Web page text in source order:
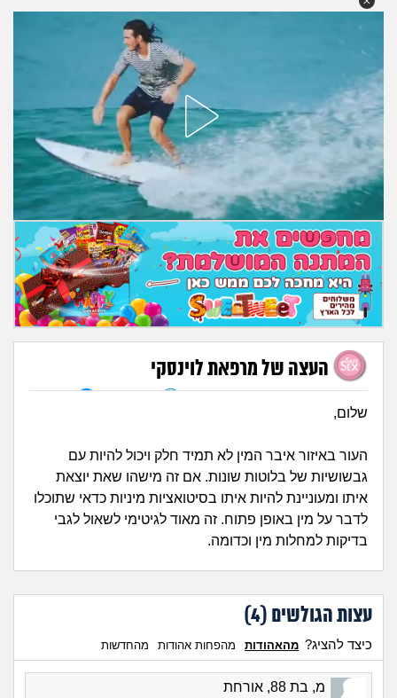
מה שעובר עליי
שומרים על הגוף
פיננסי וכלכלה
בין הסדינים
חיות מחמד
יוקר המחיה
גאווה
העצה של מרפאת לוינסקי
שלום,
העור באיזור איבר המין לא תמיד חלק ויכול להיות עם
גבשושיות של בלוטות שונות. אם זה מישהו שאת יוצאת
איתו ומעוניינת להיות איתו בסיטואציות מיניות כדאי שתוכלו
לדבר על מין באופן פתוח. זה מאוד לגיטימי לשאול לגבי
בדיקות למחלות מין וכדומה.
עצות הגולשים (4
)
כיצד להציג? מהאהודות מהפחות אהודות מהחדשות
מ, בת 88, אורחת